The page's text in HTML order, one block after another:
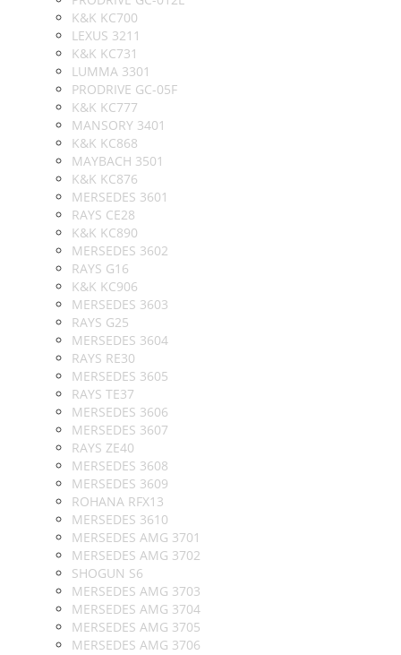
K&K KC700
LEXUS 3211
K&K KC731
LUMMA 3301
PRODRIVE GC-05F
K&K KC777
MANSORY 3401
K&K KC868
MAYBACH 3501
K&K KC876
MERSEDES 3601
RAYS CE28
K&K KC890
MERSEDES 3602
RAYS G16
K&K KC906
MERSEDES 3603
RAYS G25
MERSEDES 3604
RAYS RE30
MERSEDES 3605
RAYS TE37
MERSEDES 3606
MERSEDES 3607
RAYS ZE40
MERSEDES 3608
MERSEDES 3609
ROHANA RFX13
MERSEDES 3610
MERSEDES AMG 3701
MERSEDES AMG 3702
SHOGUN S6
MERSEDES AMG 3703
MERSEDES AMG 3704
MERSEDES AMG 3705
MERSEDES AMG 3706